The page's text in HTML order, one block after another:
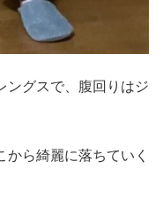
ングスで、腹回りはジ
ら綺麗に落ちていく